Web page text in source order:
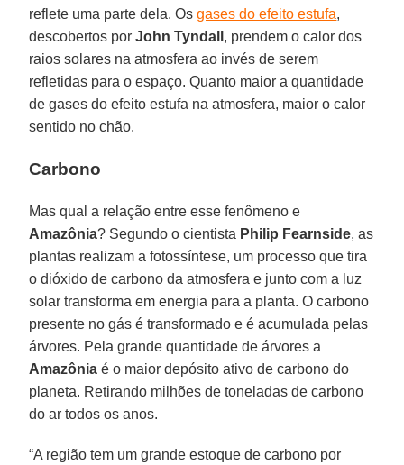
reflete uma parte dela. Osgases do efeito estufa,
descobertos porJohn Tyndall , prendem o calor dos
raios solares na atmosfera ao invés de serem
refletidas para o espaço. Quanto maior a quantidade
de gases do efeito estufa na atmosfera, maior o calor
sentido no chão.
Carbono
Mas qual a relação entre esse fenômeno e
Amazônia? Segundo o cientista Philip Fearnside, as
plantas realizam a fotossíntese, um processo que tira
o dióxido de carbono da atmosfera e junto com a luz
solar transforma em energia para a planta. O carbono
presente no gás é transformado e é acumulada pelas
árvores. Pela grande quantidade de árvores a
Amazônia é o maior depósito ativo de carbono do
planeta. Retirando milhões de toneladas de carbono
do ar todos os anos.
“A região tem um grande estoque de carbono por